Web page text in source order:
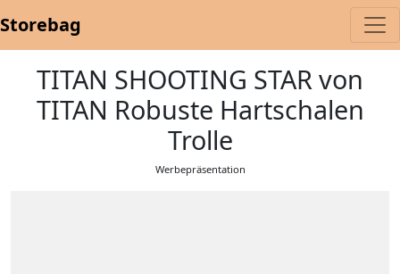
Storebag
TITAN SHOOTING STAR von
TITAN Robuste Hartschalen
Trolle
Werbepräsentation